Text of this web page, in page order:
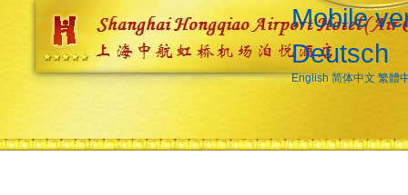
Mobile
Deutsch
English 简体中文 繁體